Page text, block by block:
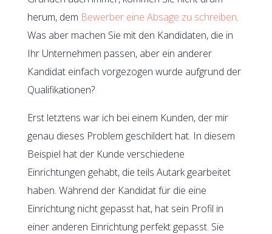
herum, dem Bewerber eine Absage zu schreiben.
Was aber machen Sie mit den Kandidaten, die in
Ihr Unternehmen passen, aber ein anderer
Kandidat einfach vorgezogen wurde aufgrund der
Qualifikationen?
Erst letztens war ich bei einem Kunden, der mir
genau dieses Problem geschildert hat. In diesem
Beispiel hat der Kunde verschiedene
Einrichtungen gehabt, die teils Autark gearbeitet
haben. Während der Kandidat für die eine
Einrichtung nicht gepasst hat, hat sein Profil in
einer anderen Einrichtung perfekt gepasst. Sie